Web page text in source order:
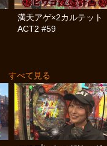
満天アゲ×2カルテット
ACT2 #59
すべて見る